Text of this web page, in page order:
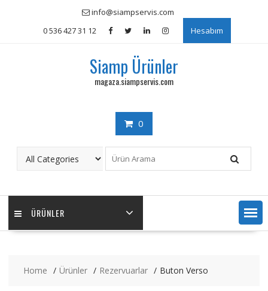
info@siampservis.com
0 536 427 31 12
Hesabım
Siamp Ürünler
magaza.siampservis.com
0
ÜRÜNLER
Home Ürünler Rezervuarlar Buton Verso